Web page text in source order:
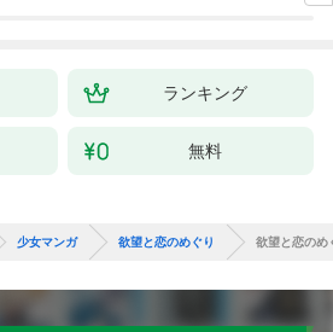
ランキング
無料
少女マンガ 欲望と恋のめぐり 欲望と恋のめ